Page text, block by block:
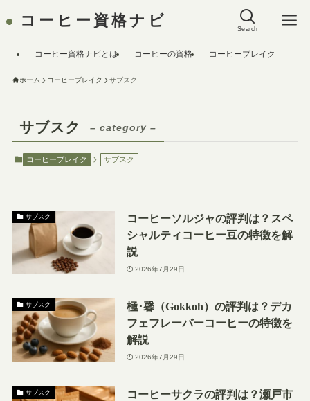
コーヒー資格ナビ Search
コーヒー資格ナビとは コーヒーの資格 コーヒーブレイク
ホーム コーヒーブレイク サブスク
サブスク – category –
コーヒーブレイク サブスク
サブスク
コーヒーソルジャの評判は？スペ
シャルティコーヒー豆の特徴を解
説
2026年7月29日
サブスク
極･馨（Gokkoh）の評判は？デカ
フェフレーバーコーヒーの特徴を
解説
2026年7月29日
サブスク
コーヒーサクラの評判は？瀬戸市